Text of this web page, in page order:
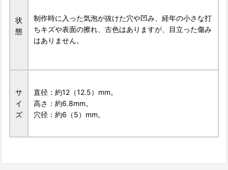
状
態
制作時に入った気泡が抜けた穴や凹み、経年の小さな打
ちキズや表面の擦れ、古色はありますが、目立った傷み
はありません。
サ
イ
ズ
直径：約12（12.5）mm。
高さ：約6.8mm。
穴径：約6（5）mm。